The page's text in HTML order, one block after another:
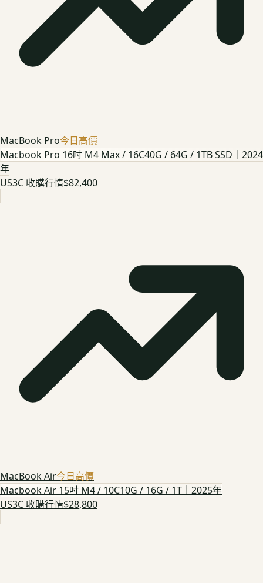
MacBook Pro今日高價
Macbook Pro 16吋 M4 Max / 16C40G / 64G / 1TB SSD｜2024
年
US3C 收購行情$82,400
MacBook Air今日高價
Macbook Air 15吋 M4 / 10C10G / 16G / 1T｜2025年
US3C 收購行情$28,800